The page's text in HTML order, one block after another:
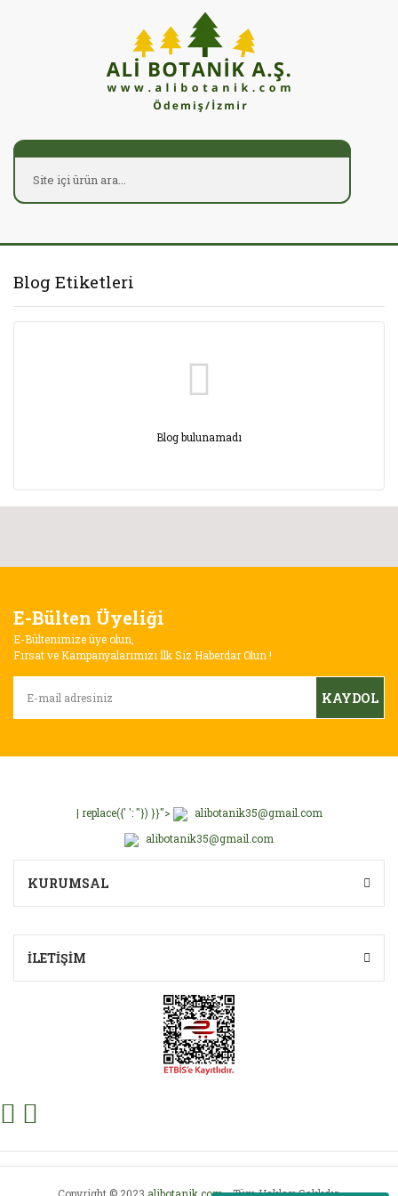
Blog Etiketleri
Blog bulunamadı
E-Bülten Üyeliği
E-Bültenimize üye olun,
Fırsat ve Kampanyalarımızı İlk Siz Haberdar Olun !
KAYDOL
| replace({' ': ''}) }}">
alibotanik35@gmail.com
alibotanik35@gmail.com
KURUMSAL
İLETİŞİM
Copyright © 2023 alibotanik.com- Tüm Hakları Saklıdır.